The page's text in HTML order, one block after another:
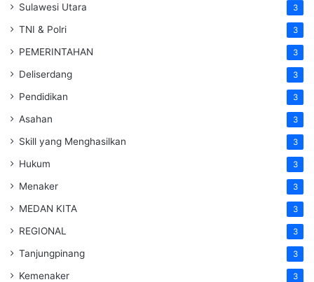
Sulawesi Utara 3
TNI & Polri 3
PEMERINTAHAN 3
Deliserdang 3
Pendidikan 3
Asahan 3
Skill yang Menghasilkan 3
Hukum 3
Menaker 3
MEDAN KITA 3
REGIONAL 3
Tanjungpinang 3
Kemenaker 3